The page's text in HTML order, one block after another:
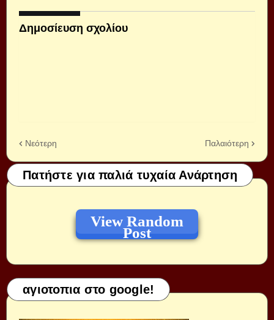
Δημοσίευση σχολίου
Νεότερη Παλαιότερη
Πατήστε για παλιά τυχαία Ανάρτηση
View Random
Post
αγιοτοπια στο google!